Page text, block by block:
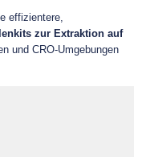
effizientere,
zur Extraktion auf
und CRO-Umgebungen